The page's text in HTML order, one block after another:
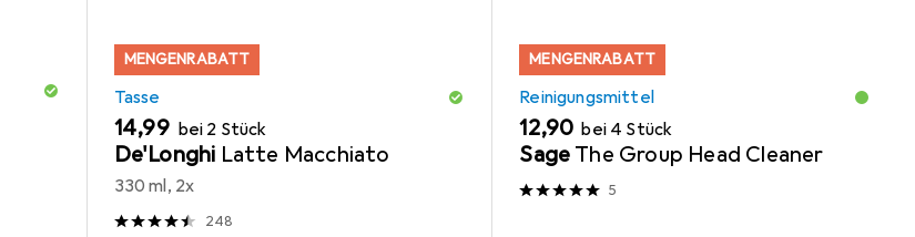
MENGENRABATT
Tasse
EUR
14,99 bei 2 Stück
De'Longhi Latte Macchiato
330 ml, 2x
248
MENGENRABATT
Reinigungsmittel
EUR
12,90 bei 4 Stück
Sage The Group Head Cleaner
5